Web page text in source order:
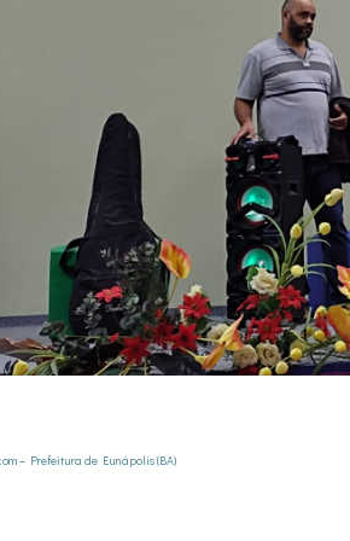
– Prefeitura de Eunápolis (BA)